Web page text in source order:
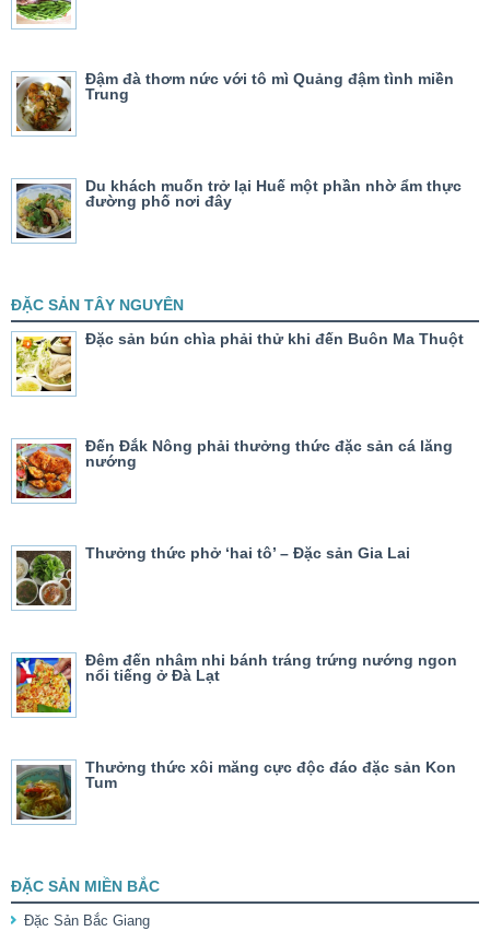
Đậm đà thơm nức với tô mì Quảng đậm tình miền
Trung
Du khách muốn trở lại Huế một phần nhờ ẩm thực
đường phố nơi đây
ĐẶC SẢN TÂY NGUYÊN
Đặc sản bún chìa phải thử khi đến Buôn Ma Thuột
Đến Đắk Nông phải thưởng thức đặc sản cá lăng
nướng
Thưởng thức phở ‘hai tô’ – Đặc sản Gia Lai
Đêm đến nhâm nhi bánh tráng trứng nướng ngon
nổi tiếng ở Đà Lạt
Thưởng thức xôi măng cực độc đáo đặc sản Kon
Tum
ĐẶC SẢN MIỀN BẮC
Đặc Sản Bắc Giang